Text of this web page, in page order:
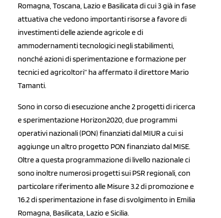
Romagna, Toscana, Lazio e Basilicata di cui 3 già in fase
attuativa che vedono importanti risorse a favore di
investimenti delle aziende agricole e di
ammodernamenti tecnologici negli stabilimenti,
nonché azioni di sperimentazione e formazione per
tecnici ed agricoltori” ha affermato il direttore Mario
Tamanti.
Sono in corso di esecuzione anche 2 progetti di ricerca
e sperimentazione Horizon2020, due programmi
operativi nazionali (PON) finanziati dal MIUR a cui si
aggiunge un altro progetto PON finanziato dal MISE.
Oltre a questa programmazione di livello nazionale ci
sono inoltre numerosi progetti sui PSR regionali, con
particolare riferimento alle Misure 3.2 di promozione e
16.2 di sperimentazione in fase di svolgimento in Emilia
Romagna, Basilicata, Lazio e Sicilia.